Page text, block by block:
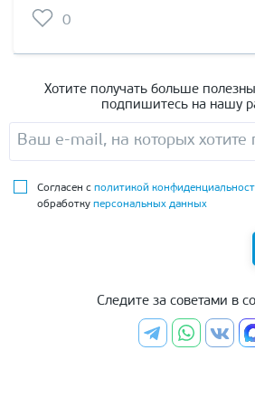
0
Хотите получать больше
подпишитесь на нашу
Согласен с политикой
обработку персональных данных
Следите за советами в